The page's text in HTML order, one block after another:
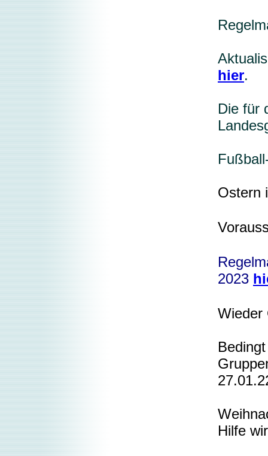
hier.
Die für
Ostern
2023
Hilfe